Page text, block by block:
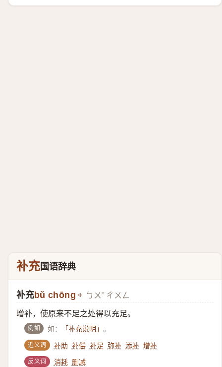
补充国语辞典
补充bǔ chōng ㄅㄨˇ ㄔㄨㄥ
增补，使原来不足之处得以充足。
例如 如： 「补充说明」。
近义词 补助 补偿 补足 弥补 添补 增补
反义词 消耗 删减